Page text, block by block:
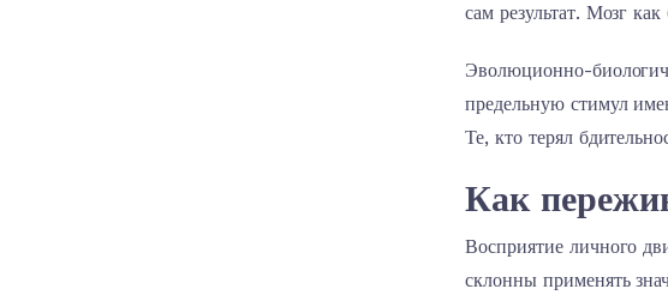
сам результат. Мозг
Эволюционно-
предельную стимул
Те, кто терял
Как
Восприятие личного
склонны применять